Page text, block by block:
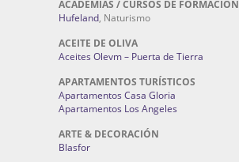
ACADEMIAS / CURSOS DE FORMACIÓN
Hufeland, Naturismo
ACEITE DE OLIVA
Aceites Olevm – Puerta de Tierra
APARTAMENTOS TURÍSTICOS
Apartamentos Casa Gloria
Apartamentos Los Angeles
ARTE & DECORACIÓN
Blasfor